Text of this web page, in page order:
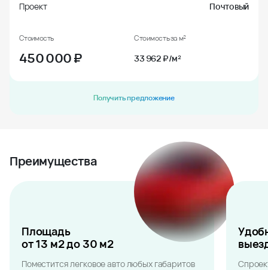
Проект Почтовый
Стоимость
450 000₽
Стоимость за м²
33 962 ₽/м²
Получить предложение
Преимущества
Площадь
от 13 м2 до 30 м2
Поместится легковое авто любых габаритов